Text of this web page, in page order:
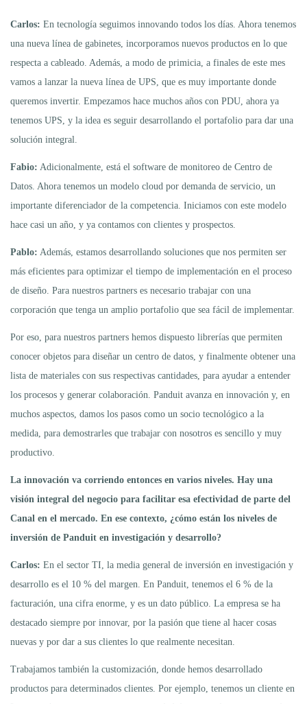
Carlos: En tecnología seguimos innovando todos los días. Ahora tenemos
una nueva línea de gabinetes, incorporamos nuevos productos en lo que
respecta a cableado. Además, a modo de primicia, a finales de este mes
vamos a lanzar la nueva línea de UPS, que es muy importante donde
queremos invertir. Empezamos hace muchos años con PDU, ahora ya
tenemos UPS, y la idea es seguir desarrollando el portafolio para dar una
solución integral.
Fabio: Adicionalmente, está el software de monitoreo de Centro de
Datos. Ahora tenemos un modelo cloud por demanda de servicio, un
importante diferenciador de la competencia. Iniciamos con este modelo
hace casi un año, y ya contamos con clientes y prospectos.
Pablo: Además, estamos desarrollando soluciones que nos permiten ser
más eficientes para optimizar el tiempo de implementación en el proceso
de diseño. Para nuestros partners es necesario trabajar con una
corporación que tenga un amplio portafolio que sea fácil de implementar.
Por eso, para nuestros partners hemos dispuesto librerías que permiten
conocer objetos para diseñar un centro de datos, y finalmente obtener una
lista de materiales con sus respectivas cantidades, para ayudar a entender
los procesos y generar colaboración. Panduit avanza en innovación y, en
muchos aspectos, damos los pasos como un socio tecnológico a la
medida, para demostrarles que trabajar con nosotros es sencillo y muy
productivo.
La innovación va corriendo entonces en varios niveles. Hay una
visión integral del negocio para facilitar esa efectividad de parte del
Canal en el mercado. En ese contexto, ¿cómo están los niveles de
inversión de Panduit en investigación y desarrollo?
Carlos: En el sector TI, la media general de inversión en investigación y
desarrollo es el 10 % del margen. En Panduit, tenemos el 6 % de la
facturación, una cifra enorme, y es un dato público. La empresa se ha
destacado siempre por innovar, por la pasión que tiene al hacer cosas
nuevas y por dar a sus clientes lo que realmente necesitan.
Trabajamos también la customización, donde hemos desarrollado
productos para determinados clientes. Por ejemplo, tenemos un cliente en